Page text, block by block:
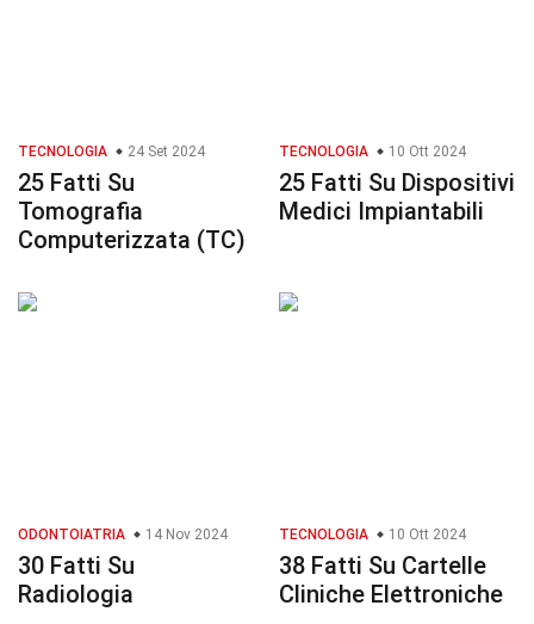
TECNOLOGIA 24 Set 2024
25 Fatti Su
Tomografia
Computerizzata (TC)
TECNOLOGIA 10 Ott 2024
25 Fatti Su Dispositivi
Medici Impiantabili
ODONTOIATRIA 14 Nov 2024
30 Fatti Su
Radiologia
TECNOLOGIA 10 Ott 2024
38 Fatti Su Cartelle
Cliniche Elettroniche